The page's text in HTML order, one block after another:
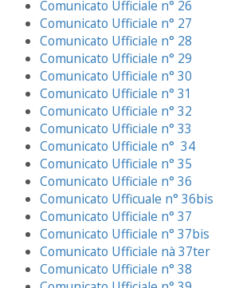
Comunicato Ufficiale n° 26
Comunicato Ufficiale n° 27
Comunicato Ufficiale n° 28
Comunicato Ufficiale n° 29
Comunicato Ufficiale n° 30
Comunicato Ufficiale n° 31
Comunicato Ufficiale n° 32
Comunicato Ufficiale n° 33
Comunicato Ufficiale n° 34
Comunicato Ufficiale n° 35
Comunicato Ufficiale n° 36
Comunicato Ufficuale n° 36bis
Comunicato Ufficiale n° 37
Comunicato Ufficiale n° 37bis
Comunicato Ufficiale nà 37ter
Comunicato Ufficiale n° 38